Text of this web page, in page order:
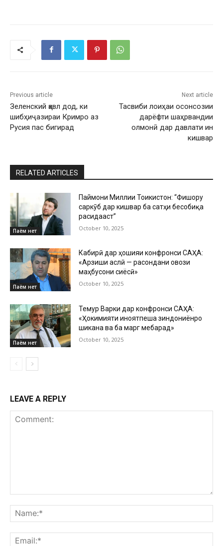
Previous article
Зеленский қавл дод, ки
шибҳиҷазираи Кримро аз
Русия пас бигирад
Next article
Тасвиби лоиҳаи осонсозии
дарёфти шаҳрвандии
олмонӣ дар давлати ин
кишвар
RELATED ARTICLES
Паём нет
Паймони Миллии Тоҷикистон: “Фишору
саркӯб дар кишвар ба сатҳи бесобиқа
расидааст”
October 10, 2025
Паём нет
Кабирӣ дар ҳошияи конфронси САҲА:
«Арзиши аслӣ — расондани овози
маҳбусони сиёсӣ»
October 10, 2025
Паём нет
Темур Варки дар конфронси САҲА:
«Ҳокимияти ҷиноятпеша зиндониёнро
шиканҷа ва ба марг мебарад»
October 10, 2025
LEAVE A REPLY